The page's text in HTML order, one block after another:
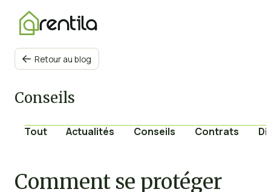
 Retour au blog
Conseils
Tout Actualités Conseils Contrats
Comment se protéger